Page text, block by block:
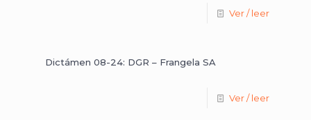
Ver / leer
Dictámen 08-24: DGR – Frangela SA
Ver / leer